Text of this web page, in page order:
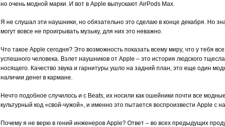
но очень модной марки. И вот в Apple выпускают AirPods Max.
Я не слушал эти наушники, но обязательно это сделаю в конце декабря. Но
могут вовсе не проигрывать музыку, для них это неважно.
Что такое Apple сегодня? Это возможность показать всему миру, что у тебя
успешного человека. Взлет наушников от Apple – это история людского
носящего. Качество звука и гарнитуры ушло на задний план, это еще один
наличии денег в кармане.
Нечто подобное случилось и с Beats, их носили как ошейники почти все
культурный код «свой-чужой», и именно это пытается воспроизвести Apple с
Почему я не верю в гений инженеров Apple? Ответ – во всех предыдущих